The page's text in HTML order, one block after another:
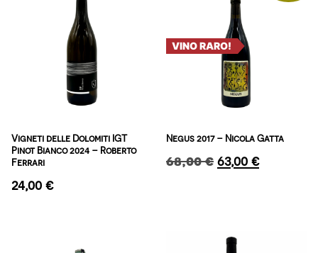
Vigneti delle Dolomiti IGT
Pinot Bianco 2024 – Roberto
Ferrari
24,00 €
VINO RARO!
Negus 2017 – Nicola Gatta
68,00€ 63,00 €